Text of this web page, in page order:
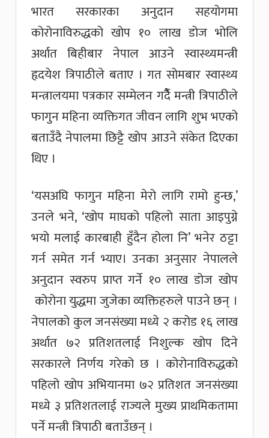
भारत सरकारका अनुदान सहयोगमा
कोरोनाविरुद्धको खोप १० लाख डोज भोलि
अर्थात बिहीबार नेपाल आउने स्वास्थ्यमन्त्री
हृदयेश त्रिपाठीले बताए । गत सोमबार स्वास्थ्य
मन्त्रालयमा पत्रकार सम्मेलन गर्दैै मन्त्री त्रिपाठीले
फागुन महिना व्यक्तिगत जीवन लागि शुभ भएको
बताउँदै नेपालमा छिट्टै खोप आउने संकेत दिएका
थिए ।
‘यसअघि फागुन महिना मेरो लागि रामो हुन्छ,’
उनले भने, ‘खोप माघको पहिलो साता आइपुग्ने
भयो मलाई कारबाही हुँदैन होला नि’ भनेर ठट्टा
गर्न समेत गर्न भ्याए। उनका अनुसार नेपालले
अनुदान स्वरुप प्राप्त गर्ने १० लाख डोज खोप
कोरोना युद्धमा जुजेका व्यक्तिहरुले पाउने छन् ।
नेपालको कुल जनसंख्या मध्ये २ करोड १६ लाख
अर्थात ७२ प्रतिशतलाई निशुल्क खोप दिने
सरकारले निर्णय गरेको छ । कोरोनाविरुद्धको
पहिलो खोप अभियानमा ७२ प्रतिशत जनसंख्या
मध्ये ३ प्रतिशतलाई राज्यले मुख्य प्राथमिकतामा
पर्ने मन्त्री त्रिपाठी बताउँछन् ।